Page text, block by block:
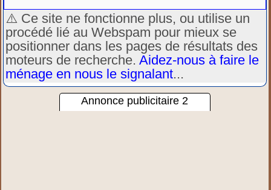
⚠️ Ce site ne fonctionne plus, ou utilise un
procédé lié au Webspam pour mieux se
positionner dans les pages de résultats des
moteurs de recherche.Aidez-nous à faire le
ménage en nous le signalant...
Annonce publicitaire 2